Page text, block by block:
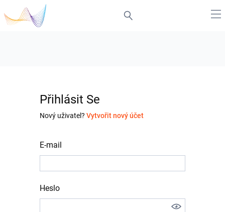
Přihlásit Se
Nový uživatel? Vytvořit nový účet
E-mail
Heslo